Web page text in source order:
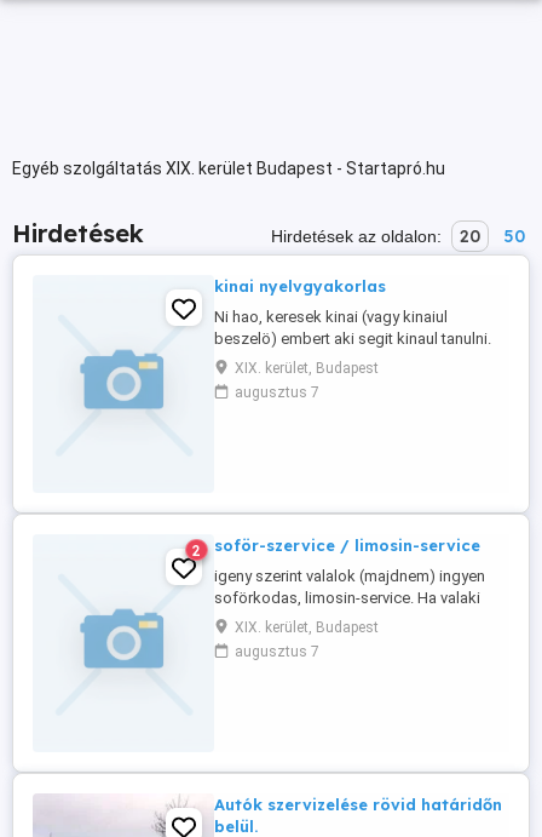
Egyéb szolgáltatás XIX. kerület Budapest - Startapró.hu
Hirdetések Hirdetések az oldalon: 20 50
kinai nyelvgyakorlas
Ni hao, keresek kinai (vagy kinaiul
beszelö) embert aki segit kinaul tanulni.
Nyelvtanulas, akar hazvezetes is
összeköthetö, de nem feltetel. rugalmas
idöbeosztassal, korrekt feltetelekkel.
XIX. kerület, Budapest
augusztus 7
2 soför-szervice / limosin-service
igeny szerint valalok (majdnem) ingyen
soförkodas, limosin-service. Ha valaki
(talan akar ejszakan fele) menni kell/akar
valahova biztonsagosan es kulturalt
modon akkor valallok megbizhato
XIX. kerület, Budapest
augusztus 7
Autók szervizelése rövid határidőn
belül.